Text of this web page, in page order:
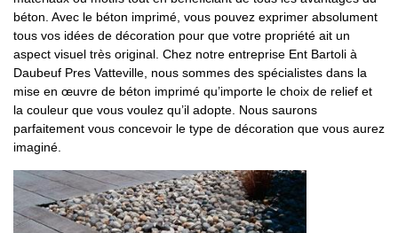
béton. Avec le béton imprimé, vous pouvez exprimer absolument
tous vos idées de décoration pour que votre propriété ait un
aspect visuel très original. Chez notre entreprise Ent Bartoli à
Daubeuf Pres Vatteville, nous sommes des spécialistes dans la
mise en œuvre de béton imprimé qu’importe le choix de relief et
la couleur que vous voulez qu’il adopte. Nous saurons
parfaitement vous concevoir le type de décoration que vous aurez
imaginé.